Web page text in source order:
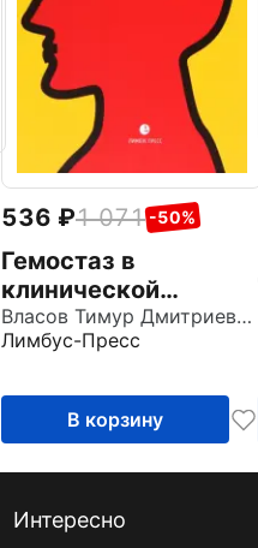
536 1 071 -50%
Гемостаз в
клинической
практике
Власов Тимур Дмитриевич
Лимбус-Пресс
В корзину
Интересно